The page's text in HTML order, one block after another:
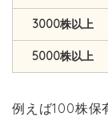
3000株以上
5000株以上
例えば100株保